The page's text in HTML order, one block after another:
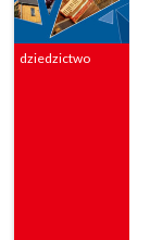
dziedzictwo